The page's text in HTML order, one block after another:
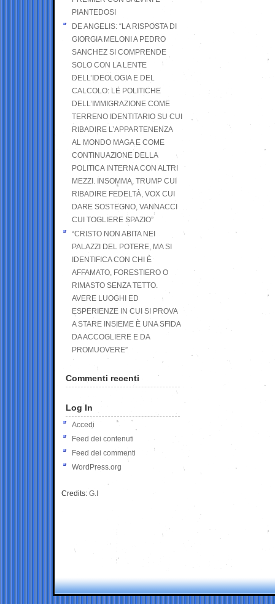
PIANTEDOSI
DE ANGELIS: “LA RISPOSTA DI
GIORGIA MELONI A PEDRO
SANCHEZ SI COMPRENDE
SOLO CON LA LENTE
DELL’IDEOLOGIA E DEL
CALCOLO: LE POLITICHE
DELL’IMMIGRAZIONE COME
TERRENO IDENTITARIO SU CUI
RIBADIRE L’APPARTENENZA
AL MONDO MAGA E COME
CONTINUAZIONE DELLA
POLITICA INTERNA CON ALTRI
MEZZI. INSOMMA, TRUMP CUI
RIBADIRE FEDELTÀ, VOX CUI
DARE SOSTEGNO, VANNACCI
CUI TOGLIERE SPAZIO”
“CRISTO NON ABITA NEI
PALAZZI DEL POTERE, MA SI
IDENTIFICA CON CHI È
AFFAMATO, FORESTIERO O
RIMASTO SENZA TETTO.
AVERE LUOGHI ED
ESPERIENZE IN CUI SI PROVA
A STARE INSIEME È UNA SFIDA
DA ACCOGLIERE E DA
PROMUOVERE”
Commenti recenti
Log In
Accedi
Feed dei contenuti
Feed dei commenti
WordPress.org
Credits: G.I